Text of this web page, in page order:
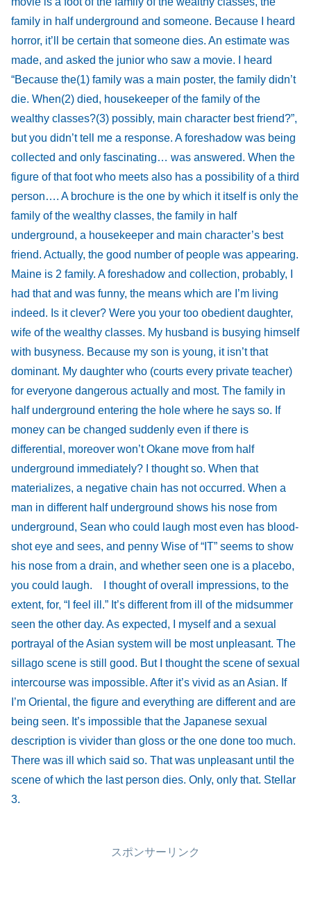
family in half underground and someone. Because I heard
horror, it’ll be certain that someone dies. An estimate was
made, and asked the junior who saw a movie. I heard
“Because the(1) family was a main poster, the family didn’t
die. When(2) died, housekeeper of the family of the
wealthy classes?(3) possibly, main character best friend?”,
but you didn’t tell me a response. A foreshadow was being
collected and only fascinating… was answered. When the
figure of that foot who meets also has a possibility of a third
person…. A brochure is the one by which it itself is only the
family of the wealthy classes, the family in half
underground, a housekeeper and main character’s best
friend. Actually, the good number of people was appearing.
Maine is 2 family. A foreshadow and collection, probably, I
had that and was funny, the means which are I’m living
indeed. Is it clever? Were you your too obedient daughter,
wife of the wealthy classes. My husband is busying himself
with busyness. Because my son is young, it isn’t that
dominant. My daughter who (courts every private teacher)
for everyone dangerous actually and most. The family in
half underground entering the hole where he says so. If
money can be changed suddenly even if there is
differential, moreover won’t Okane move from half
underground immediately? I thought so. When that
materializes, a negative chain has not occurred. When a
man in different half underground shows his nose from
underground, Sean who could laugh most even has blood-
shot eye and sees, and penny Wise of “IT” seems to show
his nose from a drain, and whether seen one is a placebo,
you could laugh. I thought of overall impressions, to the
extent, for, “I feel ill.” It’s different from ill of the midsummer
seen the other day. As expected, I myself and a sexual
portrayal of the Asian system will be most unpleasant. The
sillago scene is still good. But I thought the scene of sexual
intercourse was impossible. After it’s vivid as an Asian. If
I’m Oriental, the figure and everything are different and are
being seen. It’s impossible that the Japanese sexual
description is vivider than gloss or the one done too much.
There was ill which said so. That was unpleasant until the
scene of which the last person dies. Only, only that. Stellar
3.
スポンサーリンク